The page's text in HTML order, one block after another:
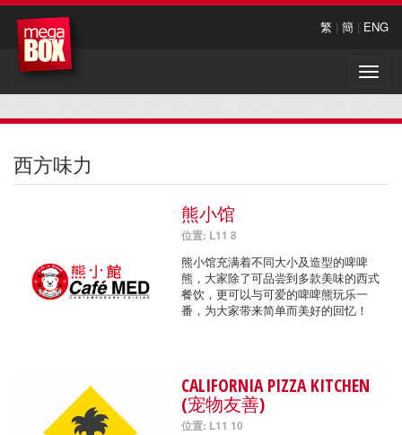
繁 | 簡 | ENG
Toggle
西方味力
熊小馆
位置: L11 8
熊小馆充满着不同大小及造型的啤啤
熊，大家除了可品尝到多款美味的西式
餐饮，更可以与可爱的啤啤熊玩乐一
番，为大家带来简单而美好的回忆！
CALIFORNIA PIZZA KITCHEN
(宠物友善)
位置: L11 10